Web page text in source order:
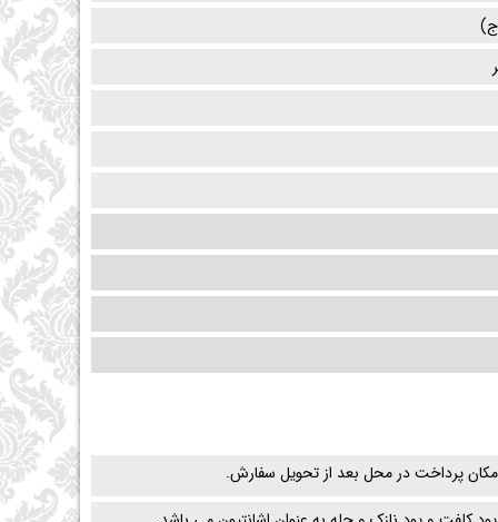
پرداخت در محل بعد از تحویل سفارش.